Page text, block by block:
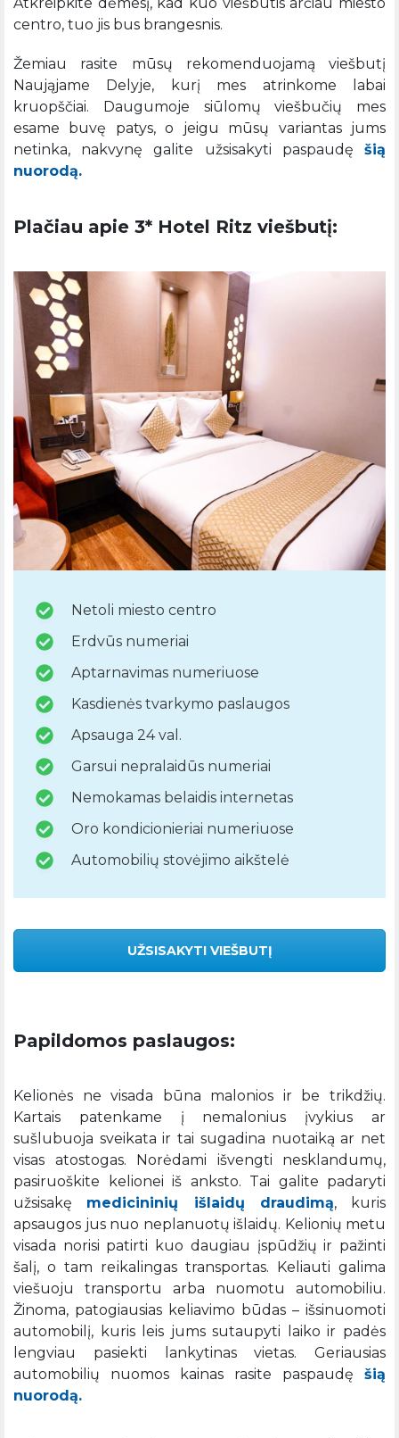
centro, tuo jis bus brangesnis.
Žemiau rasite mūsų rekomenduojamą viešbutį
Naująjame Delyje, kurį mes atrinkome labai
kruopščiai. Daugumoje siūlomų viešbučių mes
esame buvę patys, o jeigu mūsų variantas jums
netinka, nakvynę galite užsisakyti paspaudę šią
nuorodą.
Plačiau apie 3* Hotel Ritz viešbutį:
Netoli miesto centro
Erdvūs numeriai
Aptarnavimas numeriuose
Kasdienės tvarkymo paslaugos
Apsauga 24 val.
Garsui nepralaidūs numeriai
Nemokamas belaidis internetas
Oro kondicionieriai numeriuose
Automobilių stovėjimo aikštelė
UŽSISAKYTI VIEŠBUTĮ
Papildomos paslaugos:
Kelionės ne visada būna malonios ir be trikdžių.
Kartais patenkame į nemalonius įvykius ar
sušlubuoja sveikata ir tai sugadina nuotaiką ar net
visas atostogas. Norėdami išvengti nesklandumų,
pasiruoškite kelionei iš anksto. Tai galite padaryti
užsisakę medicininių išlaidų draudimą, kuris
apsaugos jus nuo neplanuotų išlaidų. Kelionių metu
visada norisi patirti kuo daugiau įspūdžių ir pažinti
šalį, o tam reikalingas transportas. Keliauti galima
viešuoju transportu arba nuomotu automobiliu.
Žinoma, patogiausias keliavimo būdas – išsinuomoti
automobilį, kuris leis jums sutaupyti laiko ir padės
lengviau pasiekti lankytinas vietas. Geriausias
automobilių nuomos kainas rasite paspaudę šią
nuorodą.